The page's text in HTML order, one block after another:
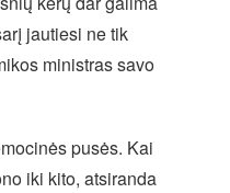
jautiesi ne tik
ministras savo
pusės. Kai
iki kito, atsiranda